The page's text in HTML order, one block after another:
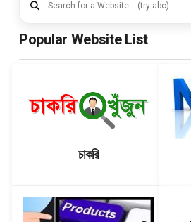
Popular Website List
চাকরি